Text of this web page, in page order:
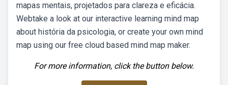
mapas mentais, projetados para clareza e eficácia.
Webtake a look at our interactive learning mind map
about história da psicologia, or create your own mind
map using our free cloud based mind map maker.
For more information, click the button below.